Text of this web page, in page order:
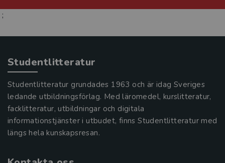
;
Studentlitteratur
Studentlitteratur grundades 1963 och är idag Sveriges
ledande utbildningsförlag. Med läromedel, kurslitteratur,
facklitteratur, utbildningar och digitala
informationstjänster i utbudet, finns Studentlitteratur med
längs hela kunskapsresan.